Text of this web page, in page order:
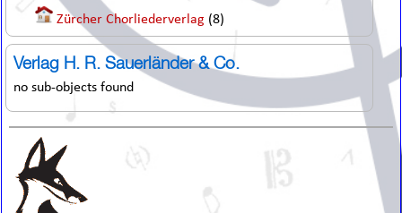
Zürcher Chorliederverlag (8)
Verlag H. R. Sauerländer & Co.
no sub-objects found